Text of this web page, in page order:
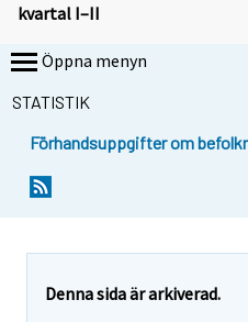
kvartal I–II
Öppna menyn
STATISTIK
Förhandsuppgifter om
Denna sida är arkiverad.